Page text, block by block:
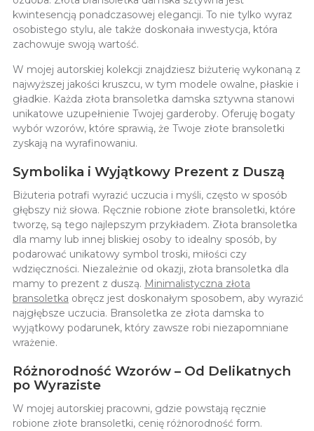
kwintesencją ponadczasowej elegancji. To nie tylko wyraz
osobistego stylu, ale także doskonała inwestycja, która
zachowuje swoją wartość.
W mojej autorskiej kolekcji znajdziesz biżuterię wykonaną z
najwyższej jakości kruszcu, w tym modele owalne, płaskie i
gładkie. Każda złota bransoletka damska sztywna stanowi
unikatowe uzupełnienie Twojej garderoby. Oferuję bogaty
wybór wzorów, które sprawią, że Twoje złote bransoletki
zyskają na wyrafinowaniu.
Symbolika i Wyjątkowy Prezent z Duszą
Biżuteria potrafi wyrazić uczucia i myśli, często w sposób
głębszy niż słowa. Ręcznie robione złote bransoletki, które
tworzę, są tego najlepszym przykładem. Złota bransoletka
dla mamy lub innej bliskiej osoby to idealny sposób, by
podarować unikatowy symbol troski, miłości czy
wdzięczności. Niezależnie od okazji, złota bransoletka dla
mamy to prezent z duszą. Minimalistyczna złota
bransoletka obręcz jest doskonałym sposobem, aby wyrazić
najgłębsze uczucia. Bransoletka ze złota damska to
wyjątkowy podarunek, który zawsze robi niezapomniane
wrażenie.
Różnorodność Wzorów – Od Delikatnych
po Wyraziste
W mojej autorskiej pracowni, gdzie powstają ręcznie
robione złote bransoletki, cenię różnorodność form.